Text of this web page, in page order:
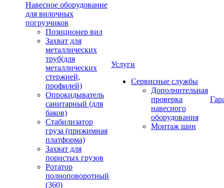
Навесное оборудование
для вилочных
погрузчиков
Позиционер вил
Захват для
металлических
труб(для
металлических
стержней,
профилей)
Опрокидыватель
санитарный (для
баков)
Стабилизатор
груза (прижимная
платформа)
Захват для
пористых грузов
Ротатор
полноповоротный
(360)
Услуги
Сервисные службы
Дополнительная
проверка
навесного
оборудования
Монтаж шин